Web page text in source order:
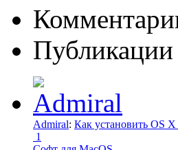
Публикации
Admiral: Как установить OS X
1